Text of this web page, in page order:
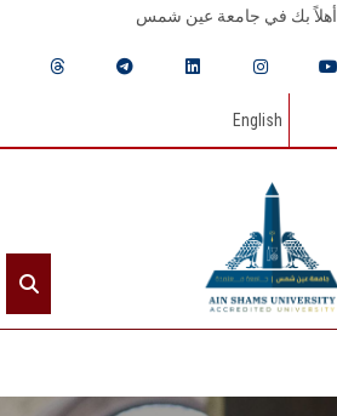
أهلاً بك في جامعة عين شمس
English